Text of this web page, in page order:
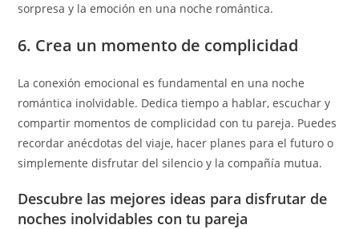
sorpresa y la emoción en una noche romántica.
6. Crea un momento de complicidad
La conexión emocional es fundamental en una noche
romántica inolvidable. Dedica tiempo a hablar, escuchar y
compartir momentos de complicidad con tu pareja. Puedes
recordar anécdotas del viaje, hacer planes para el futuro o
simplemente disfrutar del silencio y la compañía mutua.
Descubre las mejores ideas para disfrutar de
noches inolvidables con tu pareja